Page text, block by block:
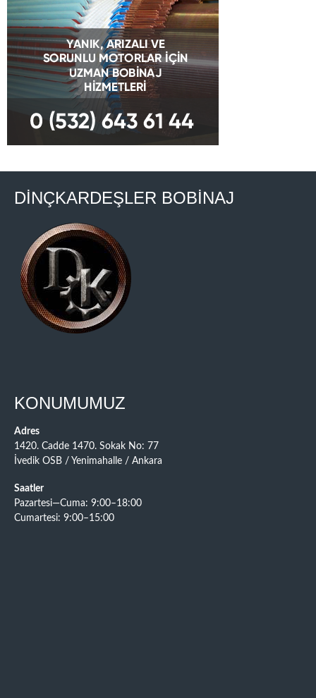
DİNÇKARDEŞLER BOBİNAJ
KONUMUMUZ
Adres
1420. Cadde 1470. Sokak No: 77
İvedik OSB / Yenimahalle / Ankara
Saatler
Pazartesi—Cuma: 9:00–18:00
Cumartesi: 9:00–15:00